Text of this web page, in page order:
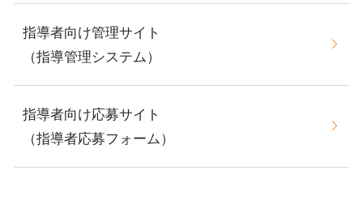
指導者向け管理サイト
（指導管理システム）
指導者向け応募サイト
（指導者応募フォーム）